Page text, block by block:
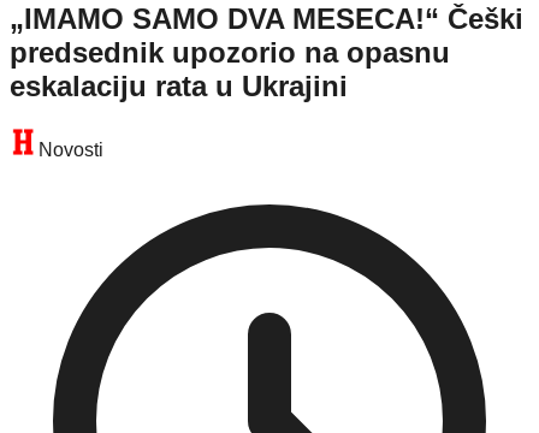
„IMAMO SAMO DVA MESECA!“ Češki
predsednik upozorio na opasnu
eskalaciju rata u Ukrajini
Novosti